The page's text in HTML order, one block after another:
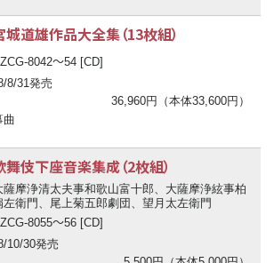
城道雄作品大全集（13枚組）
8042〜54 [CD]
8/31発売
36,960円（本体33,600円）
曲
舞伎下座音楽集成（2枚組）
薩摩浄清太夫事和歌山富十郎、大薩摩浄絃事柏
左衛門、尾上菊五郎劇団、望月太左衛門
8055〜56 [CD]
10/30発売